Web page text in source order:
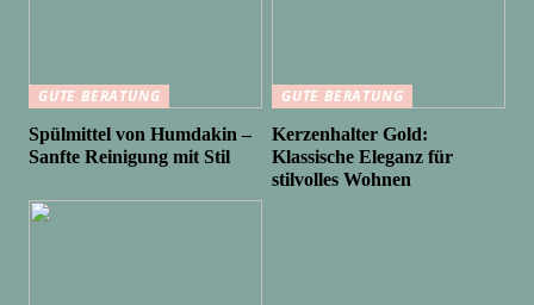
GUTE BERATUNG
Spülmittel von Humdakin –
Sanfte Reinigung mit Stil
GUTE BERATUNG
Kerzenhalter Gold:
Klassische Eleganz für
stilvolles Wohnen